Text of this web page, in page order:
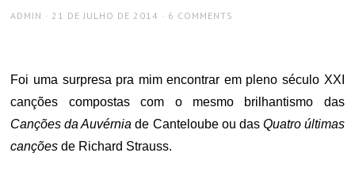
AUTHOR
ADMIN
POSTED
21 DE JULHO DE 2014 6 COMMENTS
Foi uma surpresa pra mim encontrar em pleno século XXI
canções compostas com o mesmo brilhantismo das
Canções da Auvérniade Canteloube ou das Quatro últimas
cançõesde Richard Strauss.